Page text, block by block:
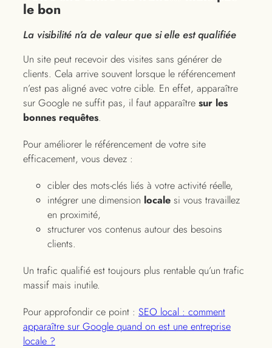
le bon
La visibilité n’a de valeur que si elle est qualifiée
Un site peut recevoir des visites sans générer de
clients. Cela arrive souvent lorsque le référencement
n’est pas aligné avec votre cible. En effet, apparaître
sur Google ne suffit pas, il faut apparaître sur les
bonnes requêtes.
Pour améliorer le référencement de votre site
efficacement, vous devez :
cibler des mots-clés liés à votre activité réelle,
intégrer une dimension locale si vous travaillez
en proximité,
structurer vos contenus autour des besoins
clients.
Un trafic qualifié est toujours plus rentable qu’un trafic
massif mais inutile.
Pour approfondir ce point : SEO local : comment
apparaître sur Google quand on est une entreprise
locale ?